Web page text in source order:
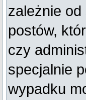
zależnie
postów,
czy
specjalnie
wypadku